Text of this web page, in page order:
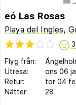
eó Las Rosas
Playa del Ingles,
Flyg från:
Utresa:
ons 06
Retur:
tor 04
Nätter:
28